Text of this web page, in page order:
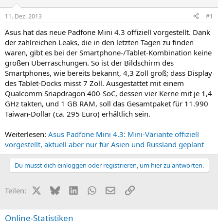
e
r
t
a
m
11. Dez. 2013 #1
Asus hat das neue Padfone Mini 4.3 offiziell vorgestellt. Dank
der zahlreichen Leaks, die in den letzten Tagen zu finden
waren, gibt es bei der Smartphone-/Tablet-Kombination keine
großen Überraschungen. So ist der Bildschirm des
Smartphones, wie bereits bekannt, 4,3 Zoll groß; dass Display
des Tablet-Docks misst 7 Zoll. Ausgestattet mit einem
Qualcomm Snapdragon 400-SoC, dessen vier Kerne mit je 1,4
GHz takten, und 1 GB RAM, soll das Gesamtpaket für 11.990
Taiwan-Dollar (ca. 295 Euro) erhältlich sein.
Weiterlesen: Asus Padfone Mini 4.3: Mini-Variante offiziell
vorgestellt, aktuell aber nur für Asien und Russland geplant
Du musst dich einloggen oder registrieren, um hier zu antworten.
Teilen: X (Twitter)
BlueskyLinkedInWhatsApp
E-MailLink
Online-Statistiken